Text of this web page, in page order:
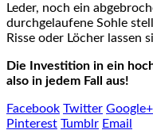
Leder, noch ein
durchgelaufene Sohle
Risse oder Löcher lassen
Die Investition in ein
also in jedem Fall aus!
Facebook Twitter Google+
Pinterest Tumblr Email